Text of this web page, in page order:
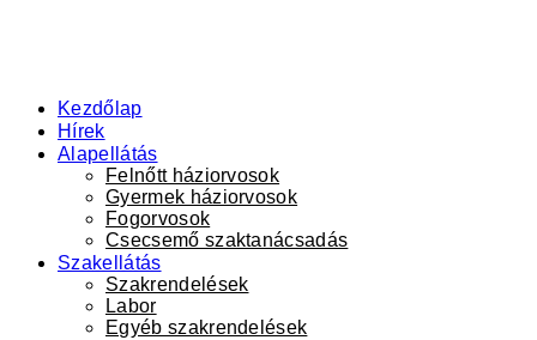
Kezdőlap
Hírek
Alapellátás
Felnőtt háziorvosok
Gyermek háziorvosok
Fogorvosok
Csecsemő szaktanácsadás
Szakellátás
Szakrendelések
Labor
Egyéb szakrendelések